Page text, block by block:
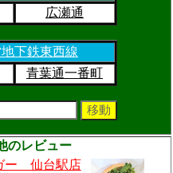
広瀬通
下鉄東西線
青葉通一番町
のレビュー
ー 仙台駅店